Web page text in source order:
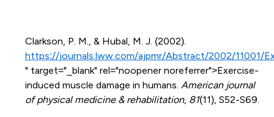
Clarkson, P. M., & Hubal, M. J. (2002).
https://journals.lww.com/ajpmr/Abstract/2002/11001/
" target="_blank" rel="noopener noreferrer">Exercise-
induced muscle damage in humans. American journal
of physical medicine & rehabilitation, 81(11), S52-S69.